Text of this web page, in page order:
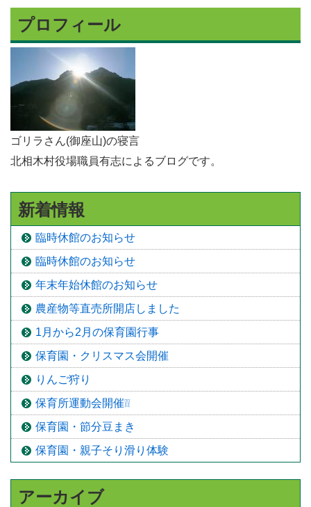
プロフィール
ゴリラさん(御座山)の寝言
北相木村役場職員有志によるブログです。
新着情報
臨時休館のお知らせ
臨時休館のお知らせ
年末年始休館のお知らせ
農産物等直売所開店しました
1月から2月の保育園行事
保育園・クリスマス会開催
りんご狩り
保育所運動会開催❕❕
保育園・節分豆まき
保育園・親子そり滑り体験
アーカイブ